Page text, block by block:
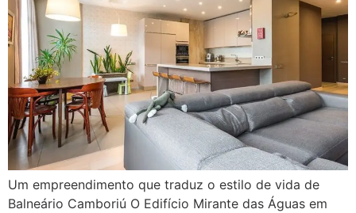
Um empreendimento que traduz o estilo de vida de
Balneário Camboriú O Edifício Mirante das Águas em